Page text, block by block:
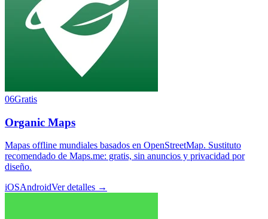
06Gratis
Organic Maps
Mapas offline mundiales basados en OpenStreetMap. Sustituto
recomendado de Maps.me: gratis, sin anuncios y privacidad por
diseño.
iOSAndroidVer detalles →